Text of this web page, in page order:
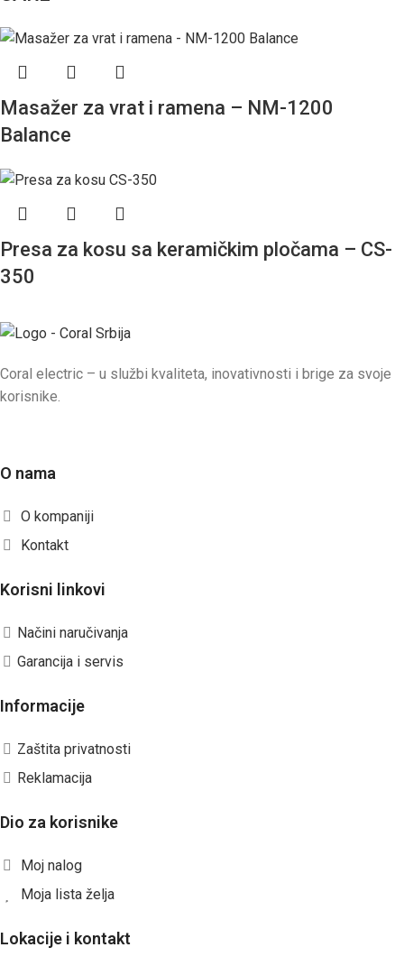
Masažer za vrat i ramena – NM-1200
Balance
Presa za kosu sa keramičkim pločama – CS-
350
Coral electric – u službi kvaliteta, inovativnosti i brige za svoje
korisnike.
O nama
O kompaniji
Kontakt
Korisni linkovi
Načini naručivanja
Garancija i servis
Informacije
Zaštita privatnosti
Reklamacija
Dio za korisnike
Moj nalog
Moja lista želja
Lokacije i kontakt